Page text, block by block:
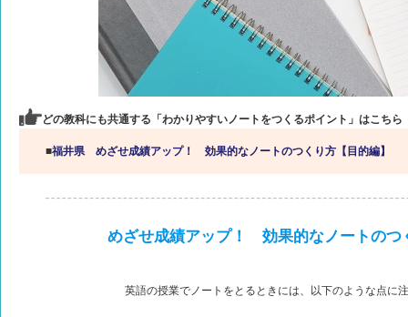
どの教科にも共通する「わかりやすいノートをつくるポイント」はこちら
■福井県 めざせ成績アップ！ 効果的なノートのつくり方【目的編】
めざせ成績アップ！ 効果的なノートのつ
英語の授業でノートをとるときには、以下のような点に